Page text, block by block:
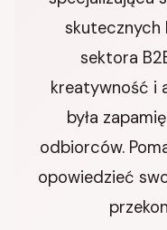
skutecznych
sektora
kreatywność i
była
odbiorców.
opowiedzieć